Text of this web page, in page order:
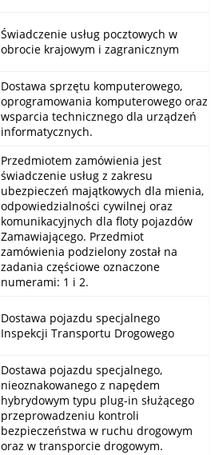
Świadczenie usług pocztowych w
obrocie krajowym i zagranicznym
Dostawa sprzętu komputerowego,
oprogramowania komputerowego oraz
wsparcia technicznego dla urządzeń
informatycznych.
Przedmiotem zamówienia jest
świadczenie usług z zakresu
ubezpieczeń majątkowych dla mienia,
odpowiedzialności cywilnej oraz
komunikacyjnych dla floty pojazdów
Zamawiającego. Przedmiot
zamówienia podzielony został na
zadania częściowe oznaczone
numerami: 1 i 2.
Dostawa pojazdu specjalnego
Inspekcji Transportu Drogowego
Dostawa pojazdu specjalnego,
nieoznakowanego z napędem
hybrydowym typu plug-in służącego
przeprowadzeniu kontroli
bezpieczeństwa w ruchu drogowym
oraz w transporcie drogowym.